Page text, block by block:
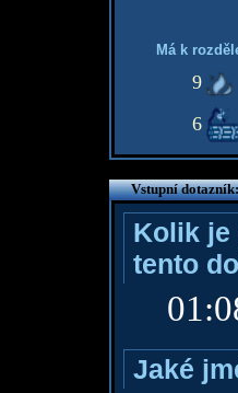
Má k
9
6
Vstupní dotazník:
Kolik je
tento
Jaké